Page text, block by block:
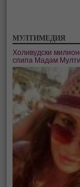
МУЛТИМЕДИЯ
Холивудски
спипа Мадам